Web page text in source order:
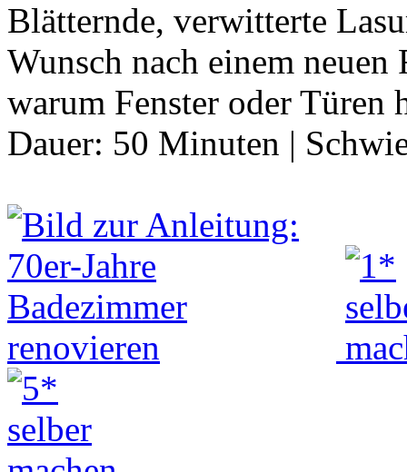
Blätternde, verwitterte
Wunsch nach einem
warum Fenster oder
Dauer: 50 Minuten |